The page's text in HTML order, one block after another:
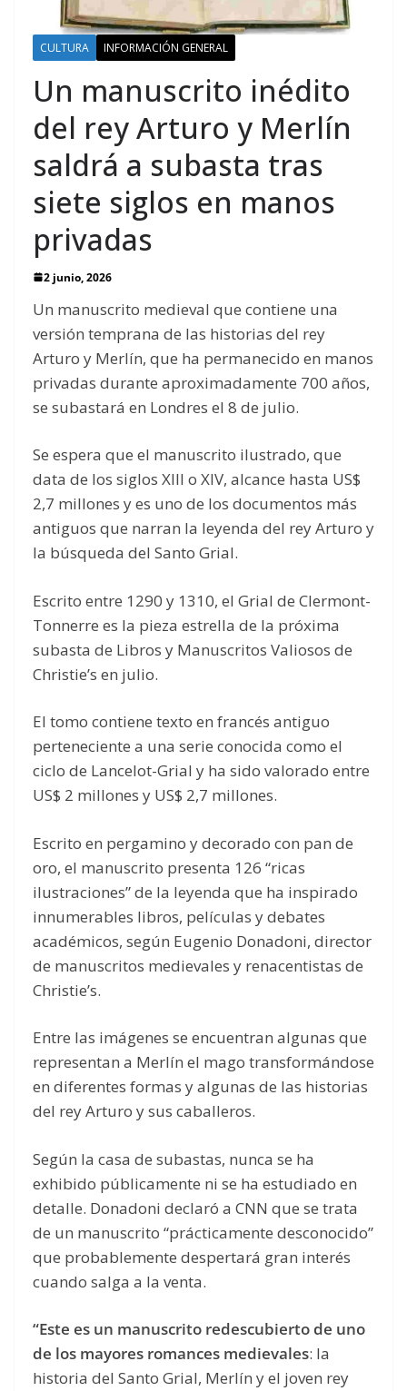
CULTURA INFORMACIÓN GENERAL
Un manuscrito inédito
del rey Arturo y Merlín
saldrá a subasta tras
siete siglos en manos
privadas
2 junio, 2026
Un manuscrito medieval que contiene una
versión temprana de las historias del rey
Arturo y Merlín, que ha permanecido en manos
privadas durante aproximadamente 700 años,
se subastará en Londres el 8 de julio.
Se espera que el manuscrito ilustrado, que
data de los siglos XIII o XIV, alcance hasta US$
2,7 millones y es uno de los documentos más
antiguos que narran la leyenda del rey Arturo y
la búsqueda del Santo Grial.
Escrito entre 1290 y 1310, el Grial de Clermont-
Tonnerre es la pieza estrella de la próxima
subasta de Libros y Manuscritos Valiosos de
Christie’s en julio.
El tomo contiene texto en francés antiguo
perteneciente a una serie conocida como el
ciclo de Lancelot-Grial y ha sido valorado entre
US$ 2 millones y US$ 2,7 millones.
Escrito en pergamino y decorado con pan de
oro, el manuscrito presenta 126 “ricas
ilustraciones” de la leyenda que ha inspirado
innumerables libros, películas y debates
académicos, según Eugenio Donadoni, director
de manuscritos medievales y renacentistas de
Christie’s.
Entre las imágenes se encuentran algunas que
representan a Merlín el mago transformándose
en diferentes formas y algunas de las historias
del rey Arturo y sus caballeros.
Según la casa de subastas, nunca se ha
exhibido públicamente ni se ha estudiado en
detalle. Donadoni declaró a CNN que se trata
de un manuscrito “prácticamente desconocido”
que probablemente despertará gran interés
cuando salga a la venta.
“Este es un manuscrito redescubierto de uno
de los mayores romances medievales: la
historia del Santo Grial, Merlín y el joven rey